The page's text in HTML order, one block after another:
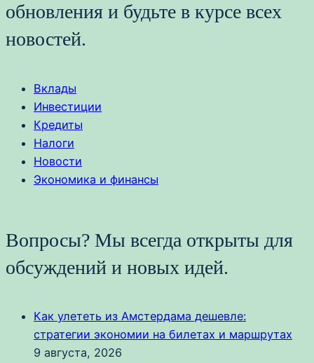
обновления и будьте в курсе всех
новостей.
Вклады
Инвестиции
Кредиты
Налоги
Новости
Экономика и финансы
Вопросы? Мы всегда открыты для
обсуждений и новых идей.
Как улететь из Амстердама дешевле:
стратегии экономии на билетах и маршрутах
9 августа, 2026